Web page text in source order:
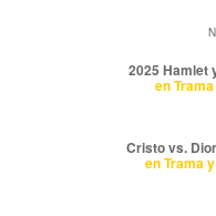
2025 Hamlet
en
Cristo vs.
en Trama